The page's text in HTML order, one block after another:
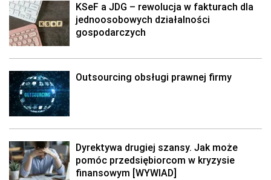
KSeF a JDG – rewolucja w fakturach dla
jednoosobowych działalności
gospodarczych
Outsourcing obsługi prawnej firmy
Dyrektywa drugiej szansy. Jak może
pomóc przedsiębiorcom w kryzysie
finansowym [WYWIAD]